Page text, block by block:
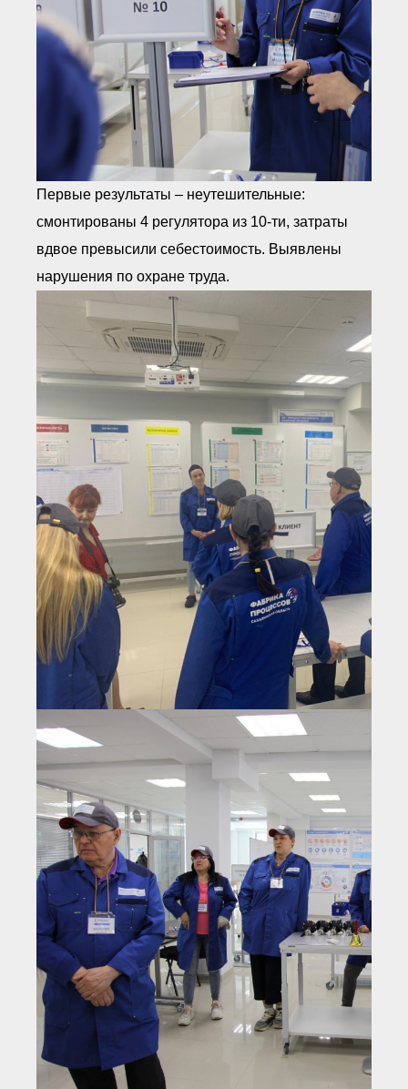
Первые результаты – неутешительные:
смонтированы 4 регулятора из 10-ти, затраты
вдвое превысили себестоимость. Выявлены
нарушения по охране труда.